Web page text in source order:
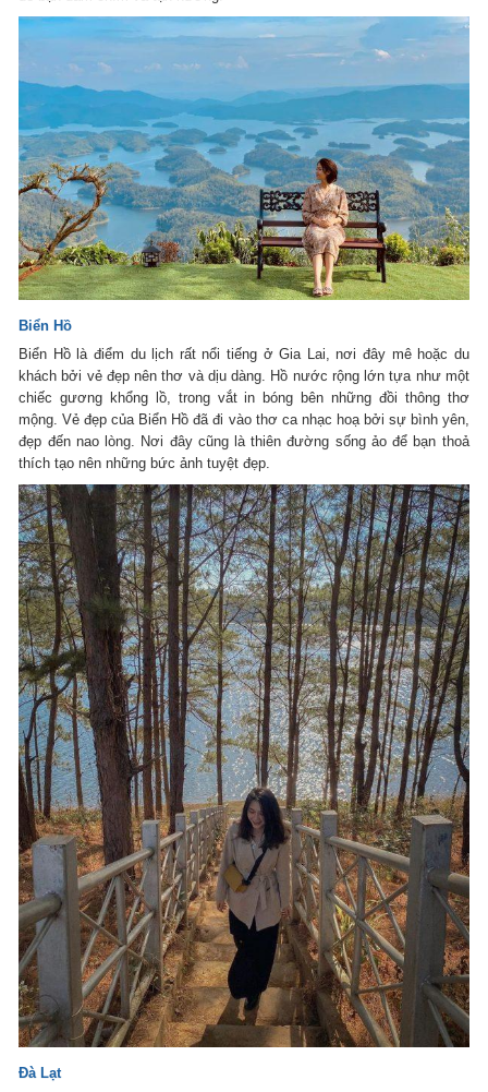
Biển Hồ
Biển Hồ là điểm du lịch rất nổi tiếng ở Gia Lai, nơi đây mê hoặc du
khách bởi vẻ đẹp nên thơ và dịu dàng. Hồ nước rộng lớn tựa như một
chiếc gương khổng lồ, trong vắt in bóng bên những đồi thông thơ
mộng. Vẻ đẹp của Biển Hồ đã đi vào thơ ca nhạc hoạ bởi sự bình yên,
đẹp đến nao lòng. Nơi đây cũng là thiên đường sống ảo để bạn thoả
thích tạo nên những bức ảnh tuyệt đẹp.
Đà Lạt